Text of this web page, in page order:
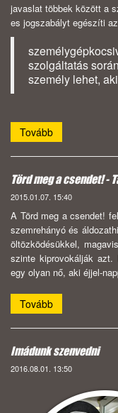
javaslat többek között a
es jogszabályt egészíti
szolgáltatás
személy lehet,
Tovább
Törd meg a csendet! -
2015.01.07. 15:40
A Törd meg a csendet!
szemrehányó és
öltözködésükkel,
szinte kiprovokálják
egy olyan nő, aki éjjel-
Tovább
Imádunk szenvedni
2016.08.01. 13:50